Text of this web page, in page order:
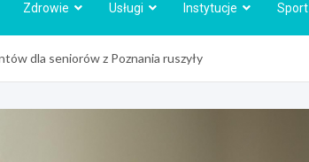
Zdrowie Usługi Instytucje Sport
dla seniorów z Poznania ruszyły